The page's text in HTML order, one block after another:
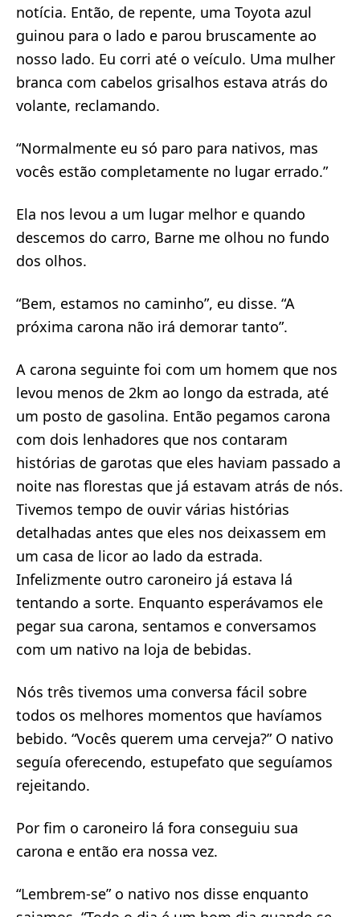
notícia. Então, de repente, uma Toyota azul
guinou para o lado e parou bruscamente ao
nosso lado. Eu corri até o veículo. Uma mulher
branca com cabelos grisalhos estava atrás do
volante, reclamando.
“Normalmente eu só paro para nativos, mas
vocês estão completamente no lugar errado.”
Ela nos levou a um lugar melhor e quando
descemos do carro, Barne me olhou no fundo
dos olhos.
“Bem, estamos no caminho”, eu disse. “A
próxima carona não irá demorar tanto”.
A carona seguinte foi com um homem que nos
levou menos de 2km ao longo da estrada, até
um posto de gasolina. Então pegamos carona
com dois lenhadores que nos contaram
histórias de garotas que eles haviam passado a
noite nas florestas que já estavam atrás de nós.
Tivemos tempo de ouvir várias histórias
detalhadas antes que eles nos deixassem em
um casa de licor ao lado da estrada.
Infelizmente outro caroneiro já estava lá
tentando a sorte. Enquanto esperávamos ele
pegar sua carona, sentamos e conversamos
com um nativo na loja de bebidas.
Nós três tivemos uma conversa fácil sobre
todos os melhores momentos que havíamos
bebido. “Vocês querem uma cerveja?” O nativo
seguía oferecendo, estupefato que seguíamos
rejeitando.
Por fim o caroneiro lá fora conseguiu sua
carona e então era nossa vez.
“Lembrem-se” o nativo nos disse enquanto